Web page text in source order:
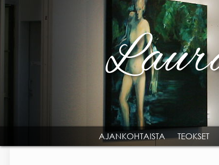
Skip to main content
MAIN MENU
AJANKOHTAISTA TEOKSET